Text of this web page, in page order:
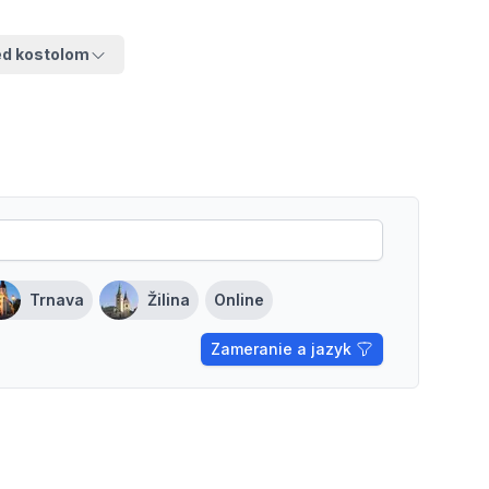
kostolom
Trnava Žilina Online
Zameranie a jazyk